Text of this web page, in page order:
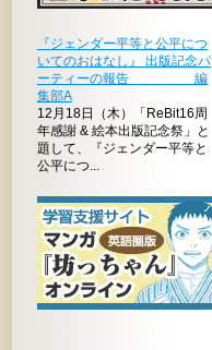
『ジェンダー平等と公平につ
いてのおはなし』 出版記念パ
ーティーの報告 編
集部A
12月18日（木）「ReBit16周
年感謝 & 絵本出版記念祭」と
題して、『ジェンダー平等と
公平につ...